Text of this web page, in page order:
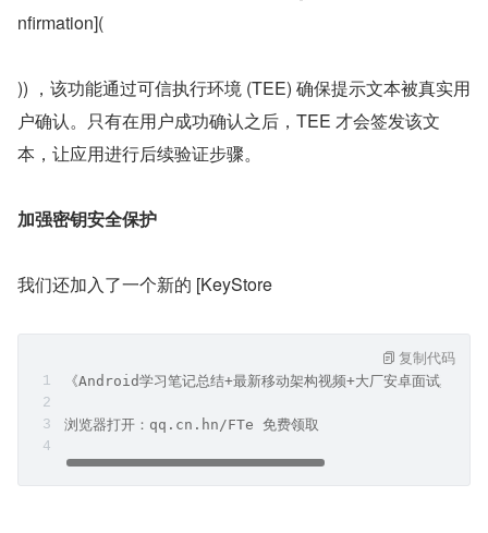
nfirmation](
)) ，该功能通过可信执行环境 (TEE) 确保提示文本被真实用
户确认。只有在用户成功确认之后，TEE 才会签发该文
本，让应用进行后续验证步骤。
加强密钥安全保护
我们还加入了一个新的 [KeyStore
《Android学习笔记总结+最新移动架构视频+大厂安卓面试真题+
浏览器打开：qq.cn.hn/FTe 免费领取
复制代码